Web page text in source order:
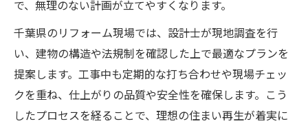
で、無理のない計画が立てやすくなります。
千葉県のリフォーム現場では、設計士が現地調査を行
い、建物の構造や法規制を確認した上で最適なプランを
提案します。工事中も定期的な打ち合わせや現場チェッ
クを重ね、仕上がりの品質や安全性を確保します。こう
したプロセスを経ることで、理想の住まい再生が着実に